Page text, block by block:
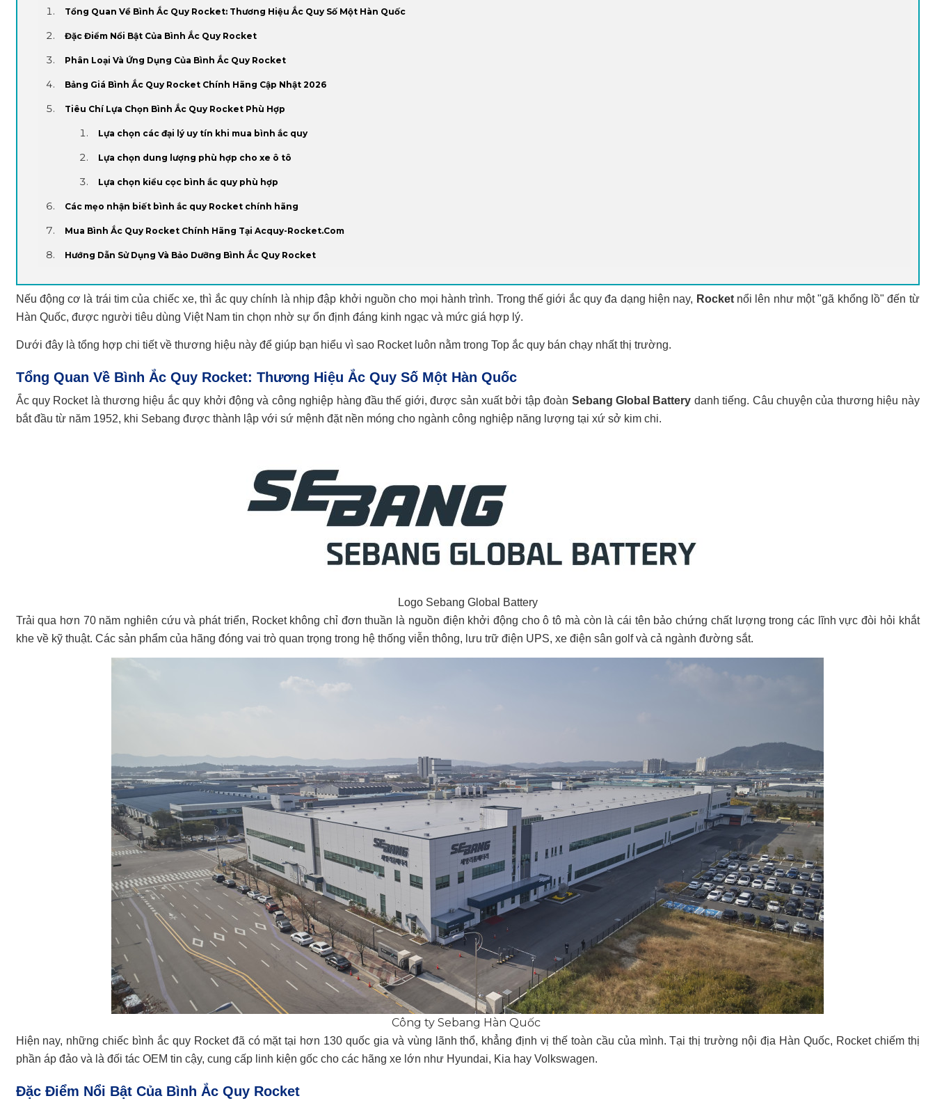
Tổng Quan Về Bình Ắc Quy Rocket: Thương Hiệu Ắc Quy Số Một Hàn Quốc
Đặc Điểm Nổi Bật Của Bình Ắc Quy Rocket
Phân Loại Và Ứng Dụng Của Bình Ắc Quy Rocket
Bảng Giá Bình Ắc Quy Rocket Chính Hãng Cập Nhật 2026
Tiêu Chí Lựa Chọn Bình Ắc Quy Rocket Phù Hợp
Lựa chọn các đại lý uy tín khi mua bình ắc quy
Lựa chọn dung lượng phù hợp cho xe ô tô
Lựa chọn kiểu cọc bình ắc quy phù hợp
Các mẹo nhận biết bình ắc quy Rocket chính hãng
Mua Bình Ắc Quy Rocket Chính Hãng Tại Acquy-Rocket.Com
Hướng Dẫn Sử Dụng Và Bảo Dưỡng Bình Ắc Quy Rocket
Nếu động cơ là trái tim của chiếc xe, thì ắc quy chính là nhịp đập khởi nguồn cho mọi hành trình. Trong thế giới ắc quy đa dạng hiện nay, Rocketnổi lên như một "gã khổng lồ" đến từ
Hàn Quốc, được người tiêu dùng Việt Nam tin chọn nhờ sự ổn định đáng kinh ngạc và mức giá hợp lý.
Dưới đây là tổng hợp chi tiết về thương hiệu này để giúp bạn hiểu vì sao Rocket luôn nằm trong Top ắc quy bán chạy nhất thị trường.
Tổng Quan Về Bình Ắc Quy Rocket: Thương Hiệu Ắc Quy Số Một Hàn Quốc
Ắc quy Rocket là thương hiệu ắc quy khởi động và công nghiệp hàng đầu thế giới, được sản xuất bởi tập đoàn Sebang Global Battery danh tiếng. Câu chuyện của thương hiệu này
bắt đầu từ năm 1952, khi Sebang được thành lập với sứ mệnh đặt nền móng cho ngành công nghiệp năng lượng tại xứ sở kim chi.
Logo Sebang Global Battery
Trải qua hơn 70 năm nghiên cứu và phát triển, Rocket không chỉ đơn thuần là nguồn điện khởi động cho ô tô mà còn là cái tên bảo chứng chất lượng trong các lĩnh vực đòi hỏi khắt
khe về kỹ thuật. Các sản phẩm của hãng đóng vai trò quan trọng trong hệ thống viễn thông, lưu trữ điện UPS, xe điện sân golf và cả ngành đường sắt.
Công ty Sebang Hàn Quốc
Hiện nay, những chiếc bình ắc quy Rocket đã có mặt tại hơn 130 quốc gia và vùng lãnh thổ, khẳng định vị thế toàn cầu của mình. Tại thị trường nội địa Hàn Quốc, Rocket chiếm thị
phần áp đảo và là đối tác OEM tin cậy, cung cấp linh kiện gốc cho các hãng xe lớn như Hyundai, Kia hay Volkswagen.
Đặc Điểm Nổi Bật Của Bình Ắc Quy Rocket